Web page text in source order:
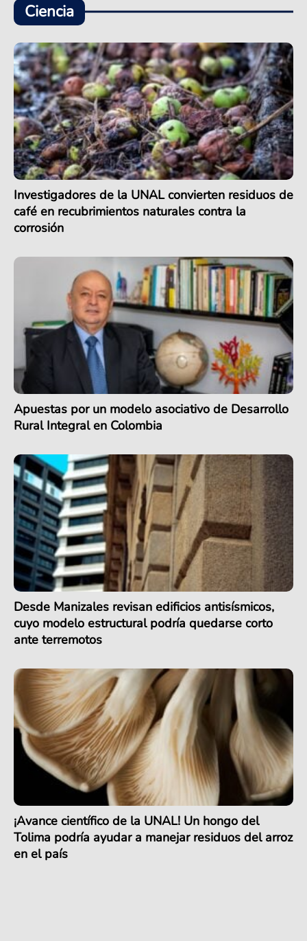
Ciencia
Investigadores de la UNAL convierten residuos de
café en recubrimientos naturales contra la
corrosión
Apuestas por un modelo asociativo de Desarrollo
Rural Integral en Colombia
Desde Manizales revisan edificios antisísmicos,
cuyo modelo estructural podría quedarse corto
ante terremotos
¡Avance científico de la UNAL! Un hongo del
Tolima podría ayudar a manejar residuos del arroz
en el país